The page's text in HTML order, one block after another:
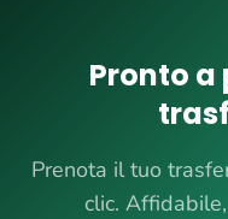
Pronto a
Prenota il tuo
clic.